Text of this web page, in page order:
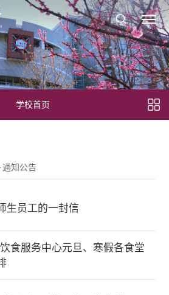
学校首页
通知公告
生员工的一封信
食服务中心元旦、寒假各食堂